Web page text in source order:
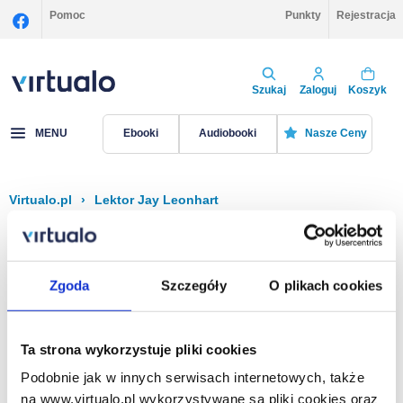
Zgoda Szczegóły O plikach cookies
Ta strona wykorzystuje pliki cookies
Podobnie jak w innych serwisach internetowych, także
na www.virtualo.pl wykorzystywane są pliki cookies oraz
Pomoc Punkty Rejestracja
Szukaj Zaloguj Koszyk
MENU Ebooki Audiobooki Nasze Ceny
Virtualo.pl › Lektor Jay Leonhart
Filtruj Sortuj
Na stronie